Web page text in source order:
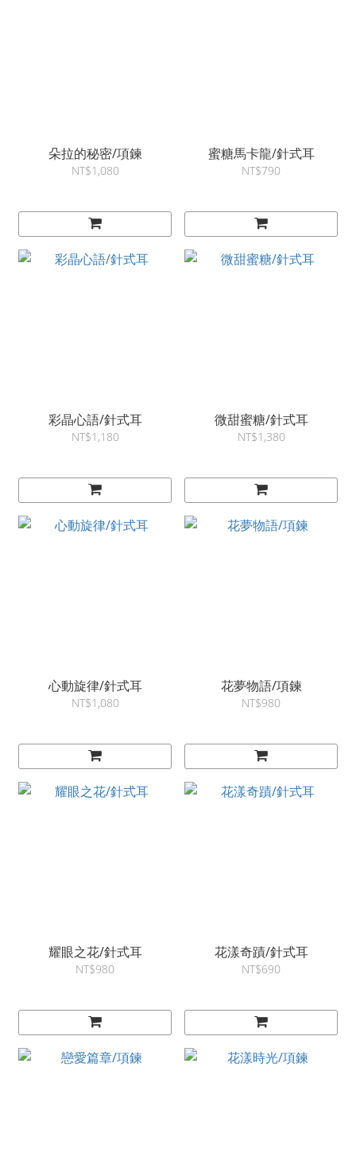
朵拉的秘密/項鍊
NT$1,080
蜜糖馬卡龍/針式耳
NT$790
彩晶心語/針式耳
NT$1,180
微甜蜜糖/針式耳
NT$1,380
心動旋律/針式耳
NT$1,080
花夢物語/項鍊
NT$980
耀眼之花/針式耳
NT$980
花漾奇蹟/針式耳
NT$690